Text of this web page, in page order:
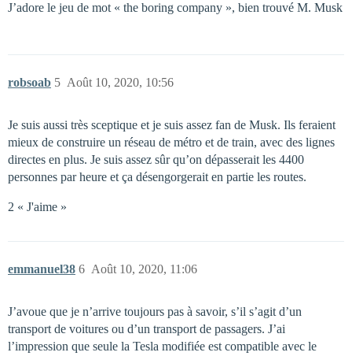
J’adore le jeu de mot « the boring company », bien trouvé M. Musk
robsoab Août 10, 2020, 10:56
5
Je suis aussi très sceptique et je suis assez fan de Musk. Ils feraient
mieux de construire un réseau de métro et de train, avec des lignes
directes en plus. Je suis assez sûr qu’on dépasserait les 4400
personnes par heure et ça désengorgerait en partie les routes.
2 « J'aime »
emmanuel38 Août 10, 2020, 11:06
6
J’avoue que je n’arrive toujours pas à savoir, s’il s’agit d’un
transport de voitures ou d’un transport de passagers. J’ai
l’impression que seule la Tesla modifiée est compatible avec le